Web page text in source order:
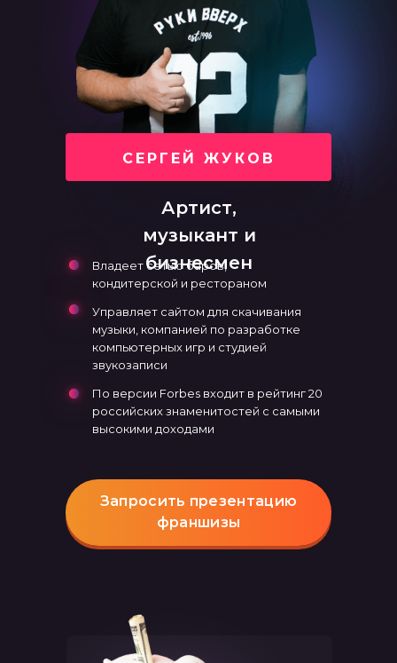
СЕРГЕЙ ЖУКОВ
Артист,
музыкант и
бизнесмен
Запросить презентацию
франшизы
По версии Forbes входит в рейтинг 20
российских знаменитостей с самыми
высокими доходами
Владеет сетью баров,
кондитерской и рестораном
Управляет сайтом для скачивания
музыки, компанией по разработке
компьютерных игр и студией
звукозаписи